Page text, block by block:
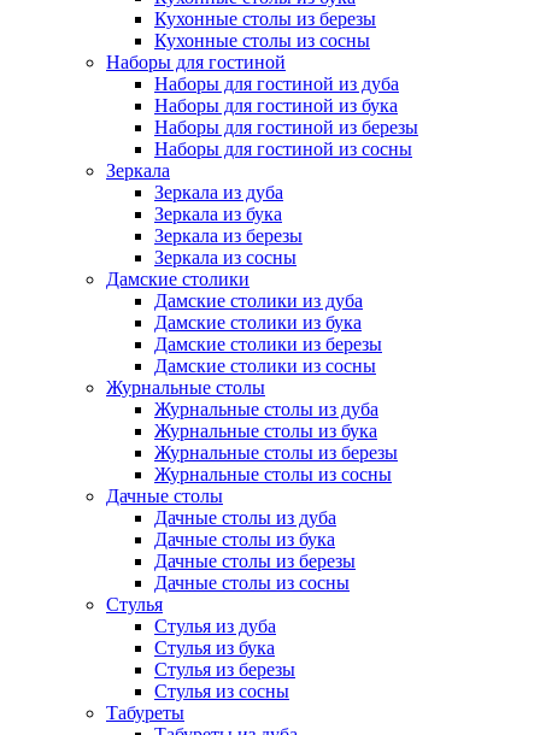
Кухонные столы из березы
Кухонные столы из сосны
Наборы для гостиной
Наборы для гостиной из дуба
Наборы для гостиной из бука
Наборы для гостиной из березы
Наборы для гостиной из сосны
Зеркала
Зеркала из дуба
Зеркала из бука
Зеркала из березы
Зеркала из сосны
Дамские столики
Дамские столики из дуба
Дамские столики из бука
Дамские столики из березы
Дамские столики из сосны
Журнальные столы
Журнальные столы из дуба
Журнальные столы из бука
Журнальные столы из березы
Журнальные столы из сосны
Дачные столы
Дачные столы из дуба
Дачные столы из бука
Дачные столы из березы
Дачные столы из сосны
Стулья
Стулья из дуба
Стулья из бука
Стулья из березы
Стулья из сосны
Табуреты